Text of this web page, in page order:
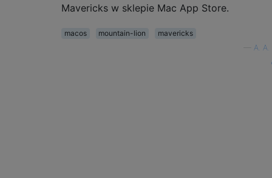
Mavericks w sklepie Mac App Store.
macos mountain-lion
mavericks
A.